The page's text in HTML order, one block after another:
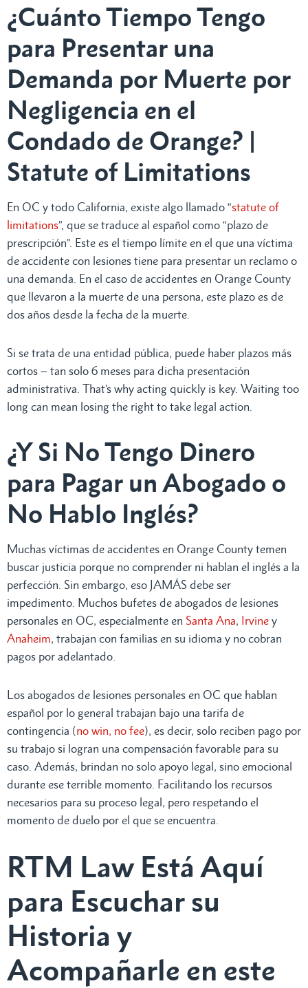
¿Cuánto Tiempo Tengo
para Presentar una
Demanda por Muerte por
Negligencia en el
Condado de Orange? |
Statute of Limitations
En OC y todo California, existe algo llamado “statute of
limitations”, que se traduce al español como “plazo de
prescripción”. Este es el tiempo límite en el que una víctima
de accidente con lesiones tiene para presentar un reclamo o
una demanda. En el caso de accidentes en Orange County
que llevaron a la muerte de una persona, este plazo es de
dos años desde la fecha de la muerte.
Si se trata de una entidad pública, puede haber plazos más
cortos – tan solo 6 meses para dicha presentación
administrativa. That’s why acting quickly is key. Waiting too
long can mean losing the right to take legal action.
¿Y Si No Tengo Dinero
para Pagar un Abogado o
No Hablo Inglés?
Muchas víctimas de accidentes en Orange County temen
buscar justicia porque no comprender ni hablan el inglés a la
perfección. Sin embargo, eso JAMÁS debe ser
impedimento. Muchos bufetes de abogados de lesiones
personales en OC, especialmente en Santa Ana, Irvine y
Anaheim, trabajan con familias en su idioma y no cobran
pagos por adelantado.
Los abogados de lesiones personales en OC que hablan
español por lo general trabajan bajo una tarifa de
contingencia (no win, no fee), es decir, solo reciben pago por
su trabajo si logran una compensación favorable para su
caso. Además, brindan no solo apoyo legal, sino emocional
durante ese terrible momento. Facilitando los recursos
necesarios para su proceso legal, pero respetando el
momento de duelo por el que se encuentra.
RTM Law Está Aquí
para Escuchar su
Historia y
Acompañarle en este